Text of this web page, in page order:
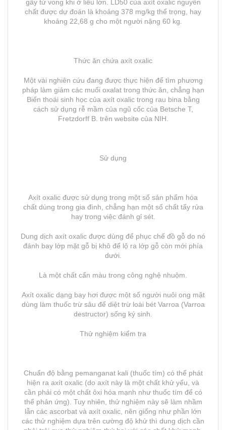
gây tử vong khi ở liều lớn. LD50 của axít oxalic nguyên
chất được dự đoán là khoảng 378 mg/kg thể trọng, hay
khoảng 22,68 g cho một người nặng 60 kg.
Thức ăn chứa axít oxalic
Một vài nghiên cứu đang được thực hiện để tìm phương
pháp làm giảm các muối oxalat trong thức ăn, chẳng hạn
Biến thoái sinh học của axít oxalic trong rau bina bằng
cách sử dụng rễ mầm của ngũ cốc của Betsche T,
Fretzdorff B. trên website của NIH.
Sử dụng
Axít oxalic được sử dụng trong một số sản phẩm hóa
chất dùng trong gia đình, chẳng hạn một số chất tẩy rửa
hay trong việc đánh gỉ sét.
Dung dịch axít oxalic được dùng để phục chế đồ gỗ do nó
đánh bay lớp mặt gỗ bị khô để lộ ra lớp gỗ còn mới phía
dưới.
Là một chất cẩn màu trong công nghệ nhuộm.
Axít oxalic dạng bay hơi được một số người nuôi ong mật
dùng làm thuốc trừ sâu để diệt trừ loài bét Varroa (Varroa
destructor) sống ký sinh.
Thử nghiệm kiểm tra
Chuẩn độ bằng pemanganat kali (thuốc tím) có thể phát
hiện ra axít oxalic (do axít này là một chất khử yếu, và
cần phải có một chất ôxi hóa mạnh như thuốc tím để có
thể phản ứng). Tuy nhiên, thử nghiệm này sẽ làm nhầm
lẫn các ascorbat và axít oxalic, nên giống như phần lớn
các thử nghiệm dựa trên cường độ khử thì dung dịch cần